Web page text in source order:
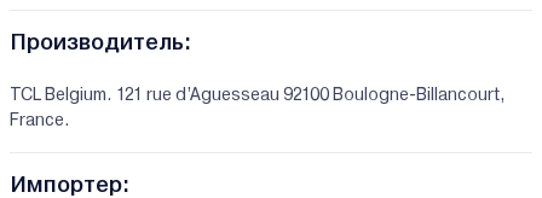
Производитель:
TCL Belgium. 121 rue d’Aguesseau 92100 Boulogne-Billancourt,
France.
Импортер: